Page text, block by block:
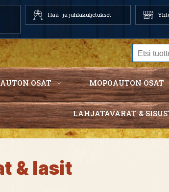
Hää- ja juhlakuljetukset
OSAT MOPOAUTON OSAT
LAHJATAVARAT &
& lasit